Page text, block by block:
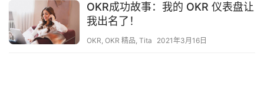
OKR成功故事：我的 OKR 仪表盘让
我出名了！
OKR, OKR 精品, Tita 2021年3月16日